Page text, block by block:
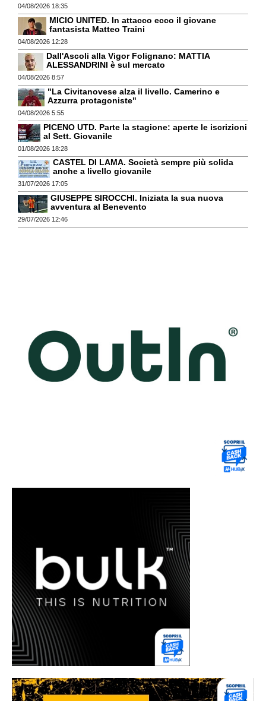
04/08/2026 18:35
MICIO UNITED. In attacco ecco il giovane
fantasista Matteo Traini
04/08/2026 12:28
Dall'Ascoli alla Vigor Folignano: MATTIA
ALESSANDRINI è sul mercato
04/08/2026 8:57
"La Civitanovese alza il livello. Camerino e
Azzurra protagoniste"
04/08/2026 5:55
PICENO UTD. Parte la stagione: aperte le iscrizioni
al Sett. Giovanile
01/08/2026 18:28
CASTEL DI LAMA. Società sempre più solida
anche a livello giovanile
31/07/2026 17:05
GIUSEPPE SIROCCHI. Iniziata la sua nuova
avventura al Benevento
29/07/2026 12:46